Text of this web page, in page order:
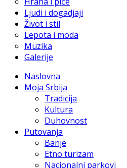
Ljudi i dogadjaji
Život i stil
Lepota i moda
Muzika
Galerije
Naslovna
Moja Srbija
Tradicija
Kultura
Duhovnost
Putovanja
Banje
Etno turizam
Nacionalni parkovi